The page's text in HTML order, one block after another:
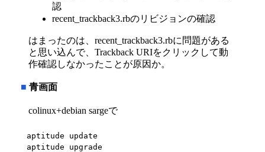
認
recent_trackback3.rbのリビジョンの確認
はまったのは、recent_trackback3.rbに問題がある
と思い込んで、Trackback URIをクリックして動
作確認しなかったことが原因か。
■ 青画面
colinux+debian sargeで
aptitude update
aptitude upgrade